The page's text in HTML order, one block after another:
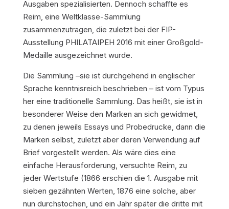
Ausgaben spezialisierten. Dennoch schaffte es
Reim, eine Weltklasse-Sammlung
zusammenzutragen, die zuletzt bei der FIP-
Ausstellung PHILATAIPEH 2016 mit einer Großgold-
Medaille ausgezeichnet wurde.
Die Sammlung –sie ist durchgehend in englischer
Sprache kenntnisreich beschrieben – ist vom Typus
her eine traditionelle Sammlung. Das heißt, sie ist in
besonderer Weise den Marken an sich gewidmet,
zu denen jeweils Essays und Probedrucke, dann die
Marken selbst, zuletzt aber deren Verwendung auf
Brief vorgestellt werden. Als wäre dies eine
einfache Herausforderung, versuchte Reim, zu
jeder Wertstufe (1866 erschien die 1. Ausgabe mit
sieben gezähnten Werten, 1876 eine solche, aber
nun durchstochen, und ein Jahr später die dritte mit